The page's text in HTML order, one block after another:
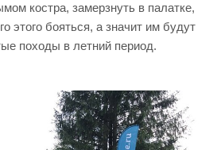
костра, замерзнуть в палатке,
этого бояться, а значит им будут
походы в летний период.